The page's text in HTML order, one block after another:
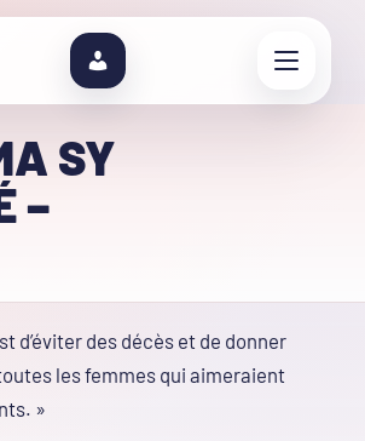
SY
–
d’éviter des décès et de donner
les femmes qui aimeraient
»